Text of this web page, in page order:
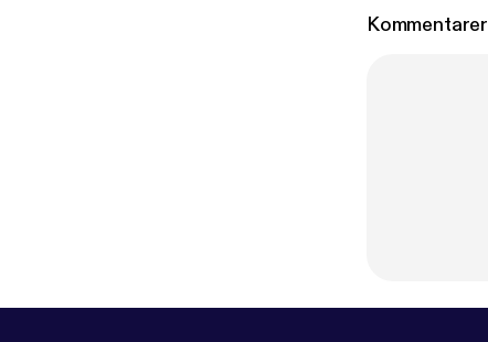
Kommentarer